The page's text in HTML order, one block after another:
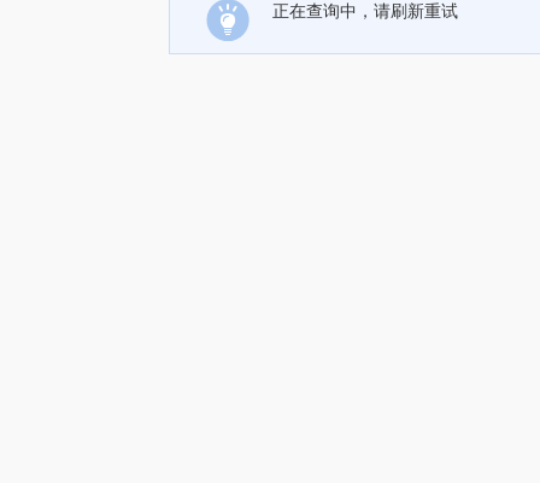
正在查询中，请刷新重试